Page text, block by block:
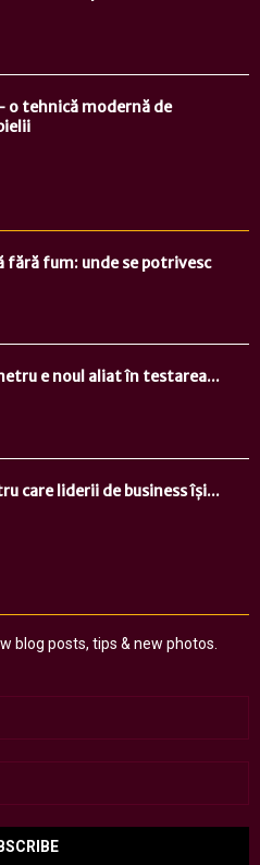
o tehnică modernă de
fără fum: unde se potrivesc
e noul aliat în testarea...
care liderii de business își...
blog posts, tips & new photos.